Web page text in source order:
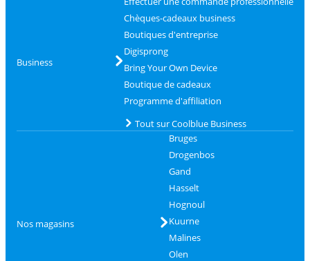
Business
Chèques-cadeaux business
Boutiques d'entreprise
Digisprong
Bring Your Own Device
Boutique de cadeaux
Programme d'affiliation
Tout sur Coolblue Business
Nos magasins
Bruges
Drogenbos
Gand
Hasselt
Hognoul
Kuurne
Malines
Olen